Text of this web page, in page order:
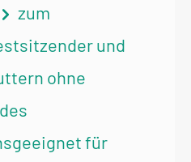
zum
und
ohne
für